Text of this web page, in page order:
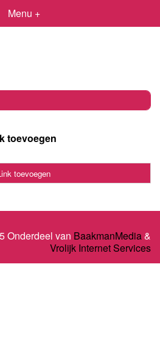
Menu +
toevoegen
toevoegen
Onderdeel van BaakmanMedia&
Vrolijk Internet Services